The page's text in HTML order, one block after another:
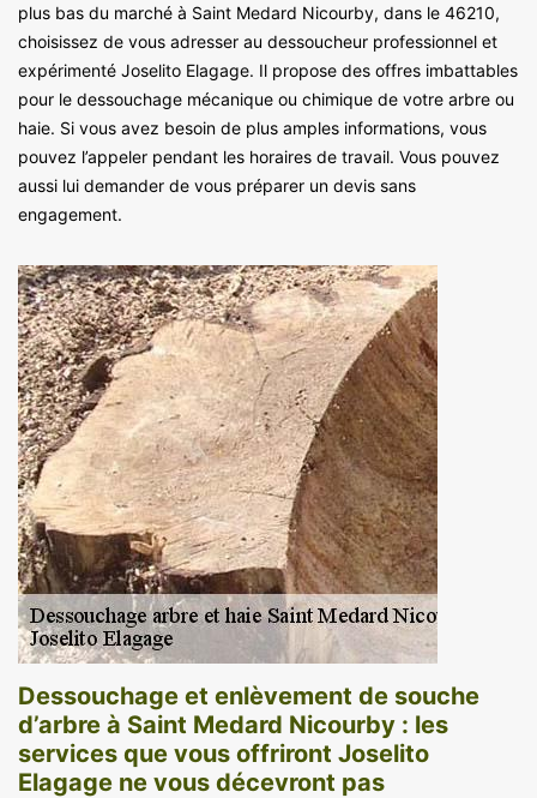
plus bas du marché à Saint Medard Nicourby, dans le 46210,
choisissez de vous adresser au dessoucheur professionnel et
expérimenté Joselito Elagage. Il propose des offres imbattables
pour le dessouchage mécanique ou chimique de votre arbre ou
haie. Si vous avez besoin de plus amples informations, vous
pouvez l’appeler pendant les horaires de travail. Vous pouvez
aussi lui demander de vous préparer un devis sans
engagement.
Dessouchage et enlèvement de souche
d’arbre à Saint Medard Nicourby : les
services que vous offriront Joselito
Elagage ne vous décevront pas